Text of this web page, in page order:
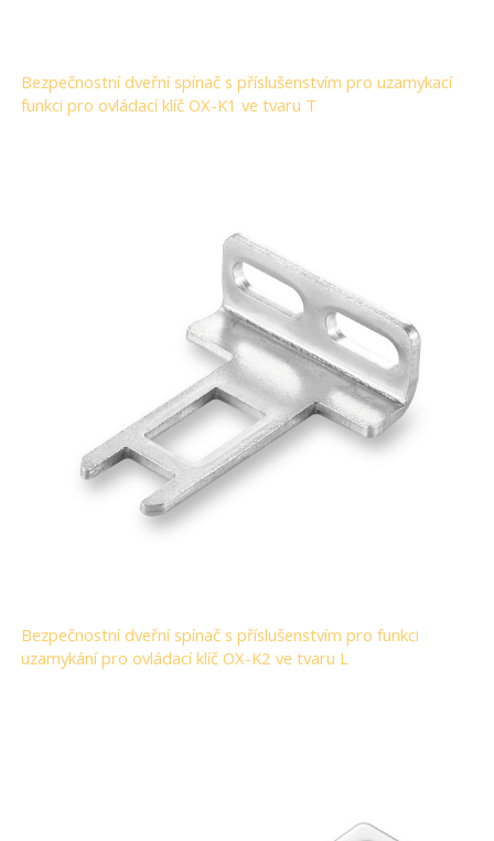
Bezpečnostní dveřní spínač s příslušenstvím pro uzamykací
funkci pro ovládací klíč OX-K1 ve tvaru T
Bezpečnostní dveřní spínač s příslušenstvím pro funkci
uzamykání pro ovládací klíč OX-K2 ve tvaru L